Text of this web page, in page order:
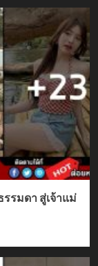
รมดา สู่เจ้าแม่